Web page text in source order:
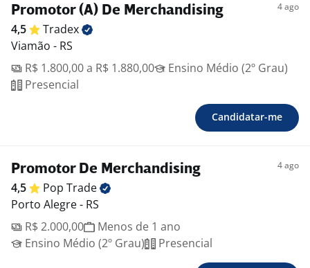
Promotor (A) De Merchandising 4 ago
4,5
Tradex
Viamão - RS
R$ 1.800,00 a R$ 1.880,00
Ensino Médio (2º Grau)
Presencial
Candidatar-me
Promotor De Merchandising 4 ago
4,5 Pop Trade
Porto Alegre - RS
R$ 2.000,00
Menos de 1 ano
Ensino Médio (2º Grau)
Presencial